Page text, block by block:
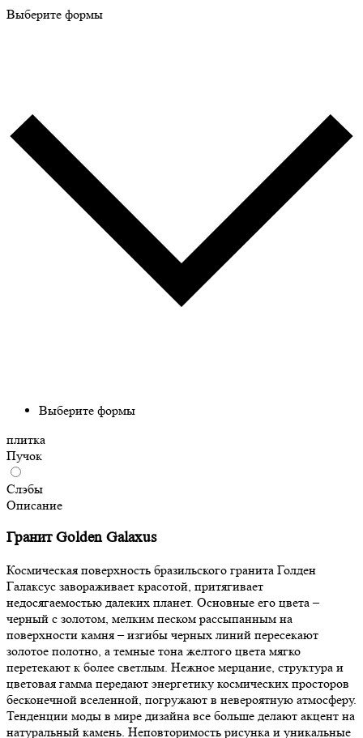
Выберите формы
Выберите формы
плитка
Пучок
Слэбы
Описание
Гранит Golden Galaxus
Космическая поверхность бразильского гранита Голден
Галаксус завораживает красотой, притягивает
недосягаемостью далеких планет. Основные его цвета –
черный с золотом, мелким песком рассыпанным на
поверхности камня – изгибы черных линий пересекают
золотое полотно, а темные тона желтого цвета мягко
перетекают к более светлым. Нежное мерцание, структура и
цветовая гамма передают энергетику космических просторов
бесконечной вселенной, погружают в невероятную атмосферу.
Тенденции моды в мире дизайна все больше делают акцент на
натуральный камень. Неповторимость рисунка и уникальные